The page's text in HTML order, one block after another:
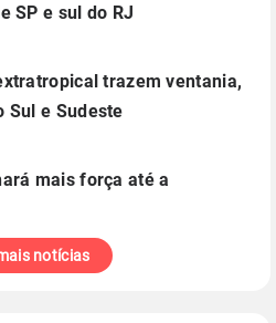
SP e sul do RJ
trazem ventania,
Sul e Sudeste
mais força até a
notícias